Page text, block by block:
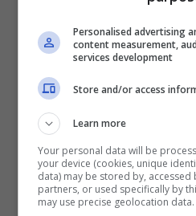
Emilio Fede: “La mia pensione
sulmonaoggi.it
Durante la diretta
Personalised advertising
content measurement,
services development
Store and/or access
Learn more
Your personal data will be
your device (cookies, unique
data) may be stored by,
partners, or used specifically by
may use precise geolocation data.